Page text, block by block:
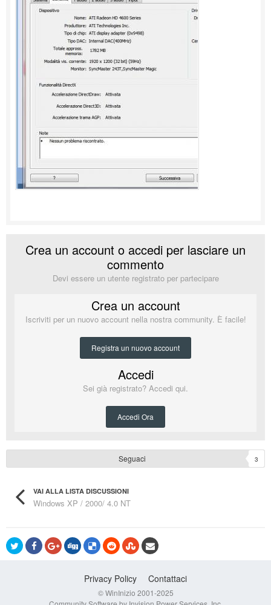
Crea un account o accedi per lasciare un
commento
Devi essere un utente registrato per partecipare
Crea un account
Iscriviti per un nuovo account nella nostra community. È facile!
Registra un nuovo account
Accedi
Sei già registrato? Accedi qui.
Accedi Ora
Seguaci 3
VAI ALLA LISTA DISCUSSIONI
Windows XP / 2000/ 4.0 NT
Privacy Policy Contattaci
© WinInizio 2001-2025